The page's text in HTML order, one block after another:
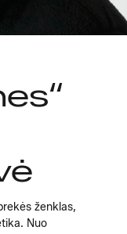
ženklas,
Nuo